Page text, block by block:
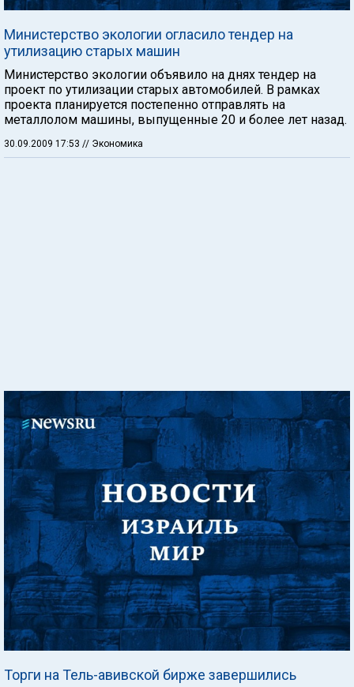
Министерство экологии огласило тендер на
утилизацию старых машин
Министерство экологии объявило на днях тендер на
проект по утилизации старых автомобилей. В рамках
проекта планируется постепенно отправлять на
металлолом машины, выпущенные 20 и более лет назад.
30.09.2009 17:53 // Экономика
Торги на Тель-авивской бирже завершились